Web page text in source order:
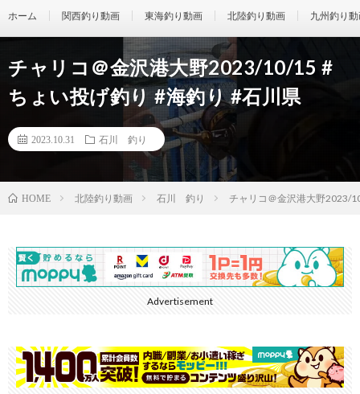
ホーム 関西釣り動画 東海釣り動画 北陸釣り動画 九州釣り
チャリコ＠金沢港大野2023/10/15 #
ちょい投げ釣り #海釣り #石川県
2023.10.31 石川 釣り
HOME 北陸釣り動画 石川 釣り チャリコ＠金沢港大野2023/
Advertisement